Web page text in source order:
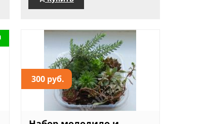
300 руб.